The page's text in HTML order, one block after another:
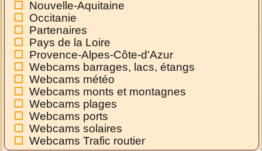
Nouvelle-Aquitaine
Occitanie
Partenaires
Pays de la Loire
Provence-Alpes-Côte-d'Azur
Webcams barrages, lacs, étangs
Webcams météo
Webcams monts et montagnes
Webcams plages
Webcams ports
Webcams solaires
Webcams Trafic routier